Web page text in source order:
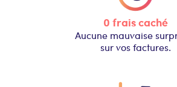
0 frais caché
Aucune mauvaise
sur vos factures.